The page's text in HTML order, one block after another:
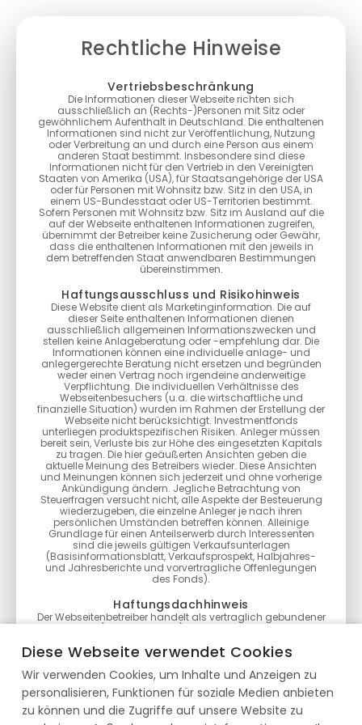
Diese Webseite verwendet Cookies
Wir verwenden Cookies, um Inhalte und Anzeigen zu
personalisieren, Funktionen für soziale Medien anbieten
zu können und die Zugriffe auf unsere Website zu
Rechtliche Hinweise
Vertriebsbeschränkung
Die Informationen dieser Webseite richten sich
ausschließlich an (Rechts-)Personen mit Sitz oder
gewöhnlichem Aufenthalt in Deutschland. Die enthaltenen
Informationen sind nicht zur Veröffentlichung, Nutzung
oder Verbreitung an und durch eine Person aus einem
anderen Staat bestimmt. Insbesondere sind diese
Informationen nicht für den Vertrieb in den Vereinigten
Staaten von Amerika (USA), für Staatsangehörige der USA
oder für Personen mit Wohnsitz bzw. Sitz in den USA, in
einem US-Bundesstaat oder US-Territorien bestimmt.
Sofern Personen mit Wohnsitz bzw. Sitz im Ausland auf die
auf der Webseite enthaltenen Informationen zugreifen,
übernimmt der Betreiber keine Zusicherung oder Gewähr,
dass die enthaltenen Informationen mit den jeweils in
dem betreffenden Staat anwendbaren Bestimmungen
übereinstimmen.
Haftungsausschluss und Risikohinweis
Diese Website dient als Marketinginformation. Die auf
dieser Seite enthaltenen Informationen dienen
ausschließlich allgemeinen Informationszwecken und
stellen keine Anlageberatung oder -empfehlung dar. Die
Informationen können eine individuelle anlage- und
anlegergerechte Beratung nicht ersetzen und begründen
weder einen Vertrag noch irgendeine anderweitige
Verpflichtung. Die individuellen Verhältnisse des
Webseitenbesuchers (u.a. die wirtschaftliche und
finanzielle Situation) wurden im Rahmen der Erstellung der
Webseite nicht berücksichtigt. Investmentfonds
unterliegen produktspezifischen Risiken. Anleger müssen
bereit sein, Verluste bis zur Höhe des eingesetzten Kapitals
zu tragen. Die hier geäußerten Ansichten geben die
aktuelle Meinung des Betreibers wieder. Diese Ansichten
und Meinungen können sich jederzeit und ohne vorherige
Ankündigung ändern. Jegliche Betrachtung von
Steuerfragen versucht nicht, alle Aspekte der Besteuerung
wiederzugeben, die einzelne Anleger je nach ihren
persönlichen Umständen betreffen können. Alleinige
Grundlage für einen Anteilserwerb durch Interessenten
sind die jeweils gültigen Verkaufsunterlagen
(Basisinformationsblatt, Verkaufsprospekt, Halbjahres-
und Jahresberichte und vorvertragliche Offenlegungen
des Fonds).
Haftungsdachhinweis
Der Webseitenbetreiber handelt als vertraglich gebundener
Vermittler (§ 3 Abs. 2 WpIG) im Auftrag, im Namen, für
Haftungsträgers BN & Partners Capital AG, Steinstraße 33,
Erbringung der Anlageberatung gemäß § 2 Abs. 2 Nr. 4
WpIG und der Anlagevermittlung gemäß § 2 Abs. 2 Nr. 3
WpIG eine entsprechende Erlaubnis der Bundesanstalt für
Finanzdienstleistungsaufsicht gemäß § 15 WpIG.